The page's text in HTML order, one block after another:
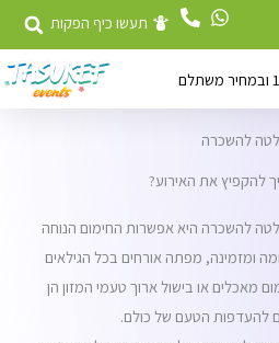
תעשו כיף הפקות
להשכרה
להקפיץ את האירוע?
להשכרה היא אפשרות החימום הנוחה
חמה ומזמינה, מפתה אורחים בכל הגילאים
מאכלים או בישול ארוך טעמי המזון הן
להעדפות הטעם של כולם.